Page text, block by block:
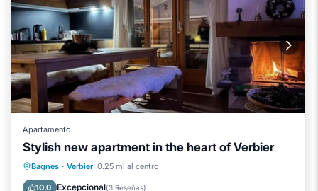
Apartamento
Stylish new apartment in the heart of Verbier
Bagnes · Verbier 0.25 mi al centro
10.0 Excepcional(3 Reseñas)
Chimenea/Calefacción
Cocina
Aparcamiento